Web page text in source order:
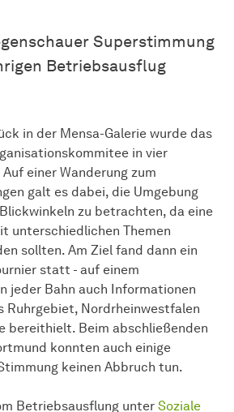
Superstimmung
Betriebsausflug
in der Mensa-Galerie wurde das
in vier
einer Wanderung zum
galt es dabei, die Umgebung
zu betrachten, da eine
unterschiedlichen Themen
sollten. Am Ziel fand dann ein
statt - auf einem
jeder Bahn auch Informationen
Ruhrgebiet, Nordrheinwestfalen
bereithielt. Beim abschließenden
konnten auch einige
keinen Abbruch tun.
Betriebsausflung unter Soziale